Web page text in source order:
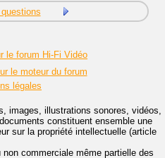
questions
le forum Hi-Fi Vidéo
le moteur du forum
légales
images, illustrations sonores, vidéos,
constituent ensemble une
sur la propriété intellectuelle (article
commerciale même partielle des